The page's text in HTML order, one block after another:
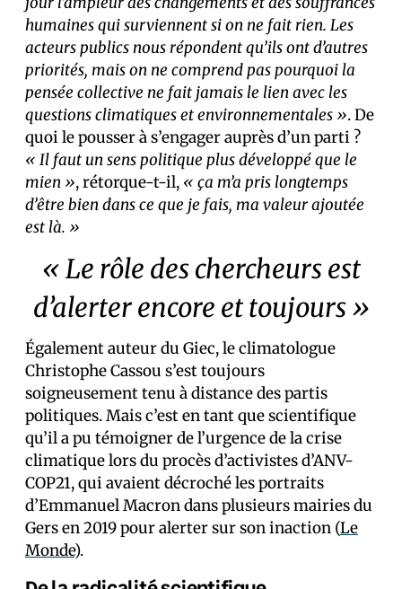
humaines qui surviennent si on ne fait rien. Les
acteurs publics nous répondent qu’ils ont d’autres
priorités, mais on ne comprend pas pourquoi la
pensée collective ne fait jamais le lien avec les
questions climatiques et environnementales ». De
quoi le pousser à s’engager auprès d’un parti ?
« Il faut un sens politique plus développé que le
mien », rétorque-t-il, « ça m’a pris longtemps
d’être bien dans ce que je fais, ma valeur ajoutée
est là. »
« Le rôle des chercheurs est
d’alerter encore et toujours »
Également auteur du Giec, le climatologue
Christophe Cassou s’est toujours
soigneusement tenu à distance des partis
politiques. Mais c’est en tant que scientifique
qu’il a pu témoigner de l’urgence de la crise
climatique lors du procès d’activistes d’ANV-
COP21, qui avaient décroché les portraits
d’Emmanuel Macron dans plusieurs mairies du
Gers en 2019 pour alerter sur son inaction (Le
Monde).